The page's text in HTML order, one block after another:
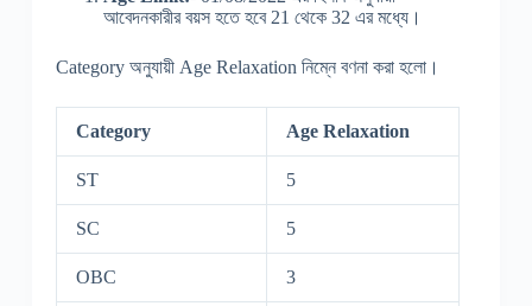
আবেদনকারীর বয়স হতে হবে 21 থেকে 32 এর মধ্যে।
Category অনুযায়ী Age Relaxation নিম্নে বণনা করা হলো।
Category Age Relaxation
ST 5
SC 5
OBC 3